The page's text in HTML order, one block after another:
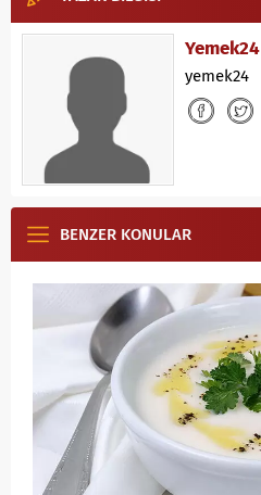
Yemek24
yemek24
BENZER KONULAR